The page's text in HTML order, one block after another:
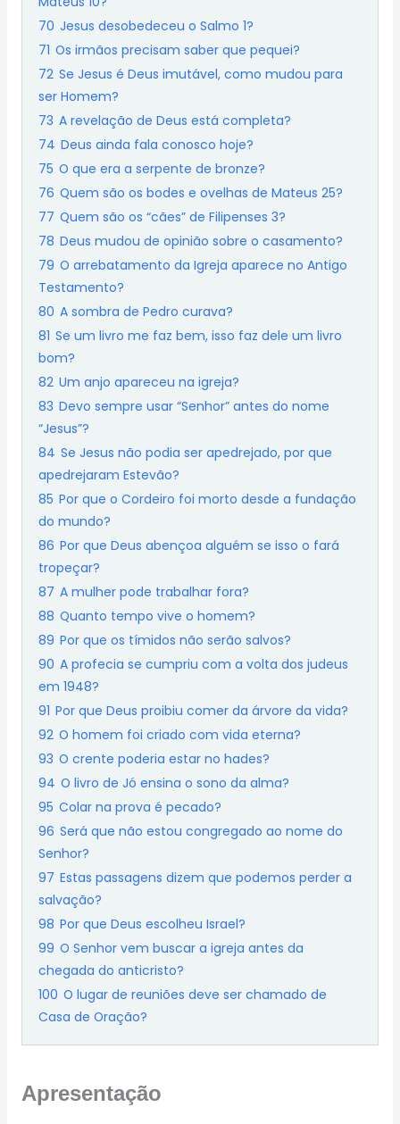
70 Jesus desobedeceu o Salmo 1?
71 Os irmãos precisam saber que pequei?
72 Se Jesus é Deus imutável, como mudou para
ser Homem?
73 A revelação de Deus está completa?
74 Deus ainda fala conosco hoje?
75 O que era a serpente de bronze?
76 Quem são os bodes e ovelhas de Mateus 25?
77 Quem são os “cães” de Filipenses 3?
78 Deus mudou de opinião sobre o casamento?
79 O arrebatamento da Igreja aparece no Antigo
Testamento?
80 A sombra de Pedro curava?
81 Se um livro me faz bem, isso faz dele um livro
bom?
82 Um anjo apareceu na igreja?
83 Devo sempre usar “Senhor” antes do nome
“Jesus”?
84 Se Jesus não podia ser apedrejado, por que
apedrejaram Estevão?
85 Por que o Cordeiro foi morto desde a fundação
do mundo?
86 Por que Deus abençoa alguém se isso o fará
tropeçar?
87 A mulher pode trabalhar fora?
88 Quanto tempo vive o homem?
89 Por que os tímidos não serão salvos?
90 A profecia se cumpriu com a volta dos judeus
em 1948?
91 Por que Deus proibiu comer da árvore da vida?
92 O homem foi criado com vida eterna?
93 O crente poderia estar no hades?
94 O livro de Jó ensina o sono da alma?
95 Colar na prova é pecado?
96 Será que não estou congregado ao nome do
Senhor?
97 Estas passagens dizem que podemos perder a
salvação?
98 Por que Deus escolheu Israel?
99 O Senhor vem buscar a igreja antes da
chegada do anticristo?
100 O lugar de reuniões deve ser chamado de
Casa de Oração?
Apresentação